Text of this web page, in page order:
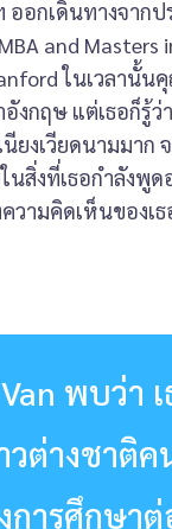
ออกเดินทางจากป
and Masters
ในเวลานั้น
งกฤษ แต่เธอก็รู้ว่
ยงเวียดนามมาก
นสิ่งที่เธอกำลังพูด
วามคิดเห็นของเ
พบว่า
วต่างชาติ
การศึกษา